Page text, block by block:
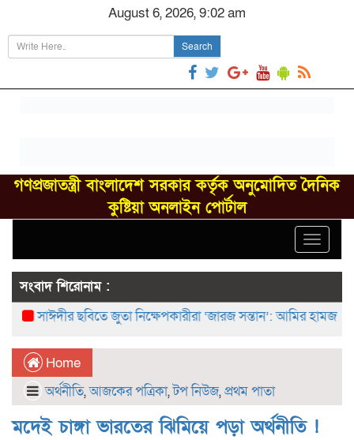
August 6, 2026, 9:02 am
Search
গণপ্রজাতন্ত্রী বাংলাদেশ সরকার কর্তৃক অনুমোদিত দৈনিক
কুষ্টিয়া অনলাইন পোর্টাল
Toggle
সংবাদ শিরোনাম :
সাঈদীর ছবিতে জুতা নিক্ষেপকারীরা ‘জারজ সন্তান’: আমির হামজা
Home
অর্থনীতি,আজকের পত্রিকা,টপ নিউজ,প্রথম পাতা
মদেই চাঙ্গা ভারতের ঝিমিয়ে পড়া অর্থনীতি !